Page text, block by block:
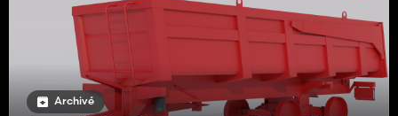
Archivé